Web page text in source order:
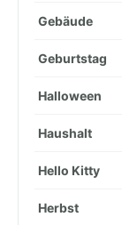
Gebäude
Geburtstag
Halloween
Haushalt
Hello Kitty
Herbst